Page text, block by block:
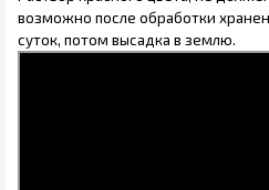
возможно после обработки
суток, потом высадка в землю.